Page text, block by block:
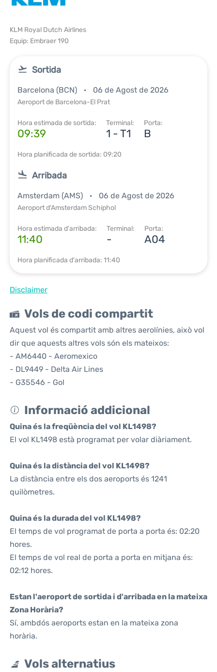
KLM Royal Dutch Airlines
Equip: Embraer 190
Sortida
Barcelona (BCN) 06 de Agost de 2026
Aeroport de Barcelona-El Prat
Hora estimada de sortida:
09:39
Terminal:
1 - T1
Porta:
B
Hora planificada de sortida: 09:20
Arribada
Amsterdam (AMS) 06 de Agost de 2026
Aeroport d'Amsterdam Schiphol
Hora estimada d'arribada:
11:40
Terminal:
-
Porta:
A04
Hora planificada d'arribada: 11:40
Disclaimer
Vols de codi compartit
Aquest vol és compartit amb altres aerolínies, això vol
dir que aquests altres vols són els mateixos:
- AM6440 - Aeromexico
- DL9449 - Delta Air Lines
- G35546 - Gol
Informació addicional
Quina és la freqüència del vol KL1498?
El vol KL1498 està programat per volar diàriament.
Quina és la distància del vol KL1498?
La distància entre els dos aeroports és 1241
quilòmetres.
Quina és la durada del vol KL1498?
El temps de vol programat de porta a porta és: 02:20
hores.
El temps de vol real de porta a porta en mitjana és:
02:12 hores.
Estan l'aeroport de sortida i d'arribada en la mateixa
Zona Horària?
Sí, ambdós aeroports estan en la mateixa zona
horària.
Vols alternatius